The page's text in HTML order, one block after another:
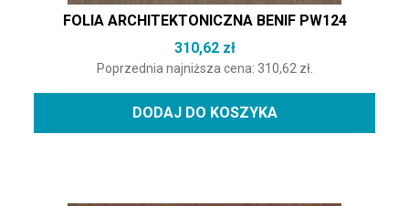
FOLIA ARCHITEKTONICZNA BENIF PW124
310,62 zł
Poprzednia najniższa cena: 310,62 zł.
DODAJ DO KOSZYKA